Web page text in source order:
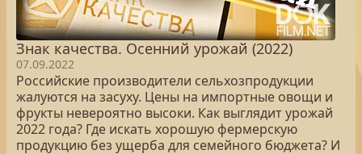
Знак качества. Осенний урожай (2022)
07.09.2022
Российские производители сельхозпродукции
жалуются на засуху. Цены на импортные овощи и
фрукты невероятно высоки. Как выглядит урожай
2022 года? Где искать хорошую фермерскую
продукцию без ущерба для семейного бюджета? И